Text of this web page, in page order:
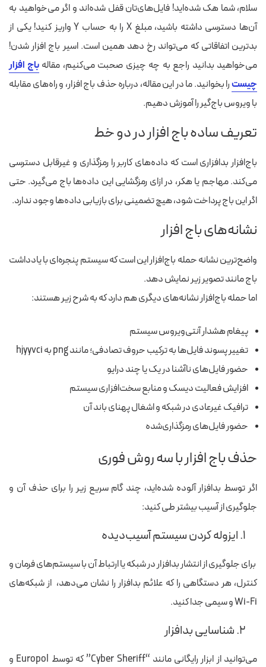
سلام، شما هک شده‌اید! فایل‌های‌تان قفل شده‌اند و اگر می‌خواهید به
آن‌ها دسترسی داشته باشید، مبلغ X را به حساب Y واریز کنید! یکی از
بدترین اتفاقاتی که می‌تواند رخ دهد همین است. اسیر باج افزار شدن!
می‌خواهید بدانید راجع به چه چیزی صحبت می‌کنیم، مقالهباج افزار
چیسترا بخوانید. ما در این مقاله، دربارهحذف باج افزار، و راه‌های مقابله
با ویروسباج‌گیررا آموزش دهیم.
تعریف ساده باج افزار در دو خط
باج‌افزار بدافزاری است که داده‌های کاربر را رمزگذاری و غیرقابل دسترسی
می‌کند. مهاجم یا هکر، در ازای رمزگشایی این داده‌ها باج می‌گیرد. حتی
اگر این باج پرداخت شود، هیچ تضمینی برای بازیابی داده‌ها وجود ندارد.
نشانه‌های باج افزار
واضح‌ترین نشانه حمله باج‌افزار این است که سیستم پنجره‌ای با یادداشت
باج مانند تصویر زیر نمایش دهد.
اما حمله باج‌افزار نشانه‌های دیگری هم دارد که به شرح زیر هستند:
پیغام هشدار آنتی‌ویروس سیستم
تغییر پسوند فایل‌ها به ترکیب حروف تصادفی؛ مانند png به hjyyvci
حضور فایل‌های ناآشنا در یک یا چند درایو
افزایش فعالیت دیسک و منابع سخت‌افزاری سیستم
ترافیک غیرعادی در شبکه و اشغال پهنای باند آن
حضور فایل‌های رمزگذاری‌شده
حذف باج افزار با سه روش فوری
اگر توسط بدافزار آلوده شده‌اید، چند گام سریع زیر را برای حذف آن و
جلوگیری از آسیب بیشتر طی کنید:
۱. ایزوله کردن سیستم‌ آسیب‌دیده
برای جلوگیری از انتشار بدافزار در شبکه یا ارتباط آن با سیستم‌های فرمان و
کنترل، هر دستگاهی را که علائم بدافزار را نشان می‌دهد، از شبکه‌های
Wi-Fi و سیمی جدا کنید.
۲. شناسایی بدافزار
می‌توانید از ابزار رایگانی مانند “Cyber ​​Sheriff” که توسط Europol و